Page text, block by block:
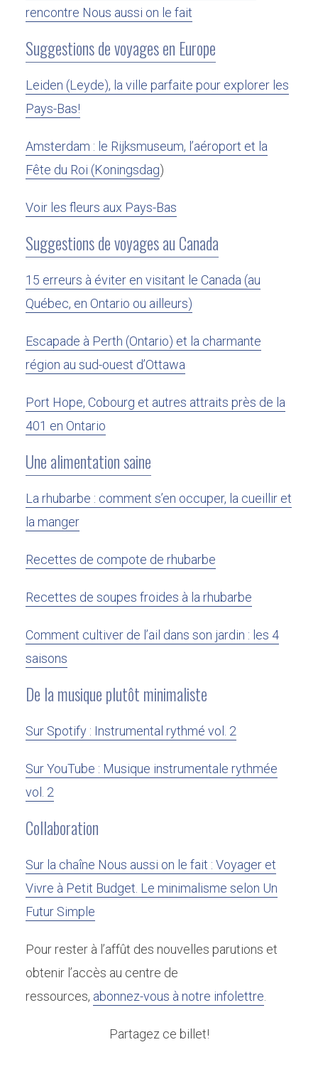
rencontre Nous aussi on le fait
Suggestions de voyages en Europe
Leiden (Leyde), la ville parfaite pour explorer les
Pays-Bas!
Amsterdam : le Rijksmuseum, l’aéroport et la
Fête du Roi (Koningsdag)
Voir les fleurs aux Pays-Bas
Suggestions de voyages au Canada
15 erreurs à éviter en visitant le Canada (au
Québec, en Ontario ou ailleurs)
Escapade à Perth (Ontario) et la charmante
région au sud-ouest d’Ottawa
Port Hope, Cobourg et autres attraits près de la
401 en Ontario
Une alimentation saine
La rhubarbe : comment s’en occuper, la cueillir et
la manger
Recettes de compote de rhubarbe
Recettes de soupes froides à la rhubarbe
Comment cultiver de l’ail dans son jardin : les 4
saisons
De la musique plutôt minimaliste
Sur Spotify : Instrumental rythmé vol. 2
Sur YouTube : Musique instrumentale rythmée
vol. 2
Collaboration
Sur la chaîne Nous aussi on le fait : Voyager et
Vivre à Petit Budget. Le minimalisme selon Un
Futur Simple
Pour rester à l’affût des nouvelles parutions et
obtenir l’accès au centre de
ressources, abonnez-vous à notre infolettre
Partagez ce billet!